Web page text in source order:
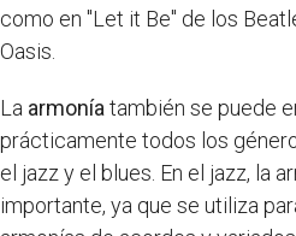
como en "Let it Be" de los
Oasis.
La armonía también se puede
prácticamente todos los
el jazz y el blues. En el jazz, la
importante, ya que se utiliza